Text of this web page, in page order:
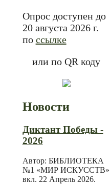
Опрос доступен до
20 августа 2026 г.
по ссылке
или по QR коду
Новости
Диктант Победы -
2026
Автор: БИБЛИОТЕКА
№1 «МИР ИСКУССТВ»
вкл. 22 Апрель 2026.